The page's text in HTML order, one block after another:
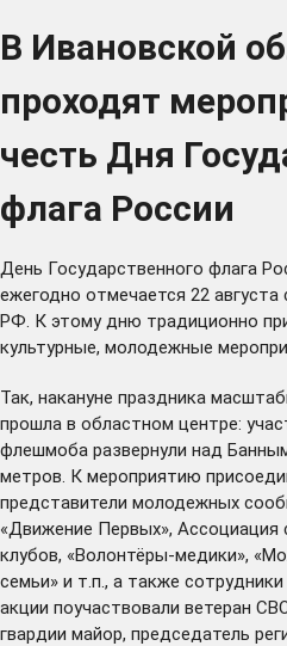
В Ивановской
проходят
честь Дня
флага России
День Государственного флага
ежегодно отмечается 22
РФ. К этому дню традиционно
культурные, молодежные
Так, накануне праздника
прошла в областном центре:
флешмоба развернули над
метров. К мероприятию
представители молодежных
«Движение Первых», Ассоциация
клубов, «Волонтёры-медики»,
семьи» и т.п., а также
акции поучаствовали ветеран
гвардии майор, председатель